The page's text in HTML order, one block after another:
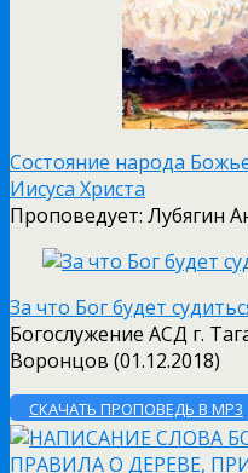
Состояние народа
Иисуса Христа
Проповедует: Лубягин
За что Бог будет
Богослужение АСД г.
Воронцов (01.12.2018)
СКАЧАТЬ ПРОПОВЕДЬ В MP3